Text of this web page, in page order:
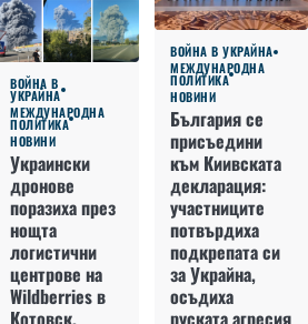
ВОЙНА В
УКРАЙНА
МЕЖДУНАРОДНА
ПОЛИТИКА
НОВИНИ
Украински
дронове
поразиха през
нощта
логистични
центрове на
Wildberries в
ВОЙНА В УКРАЙНА
МЕЖДУНАРОДНА
ПОЛИТИКА
НОВИНИ
България се
присъедини
към Киивската
декларация:
участниците
потвърдиха
подкрепата си
за Украйна,
осъдиха